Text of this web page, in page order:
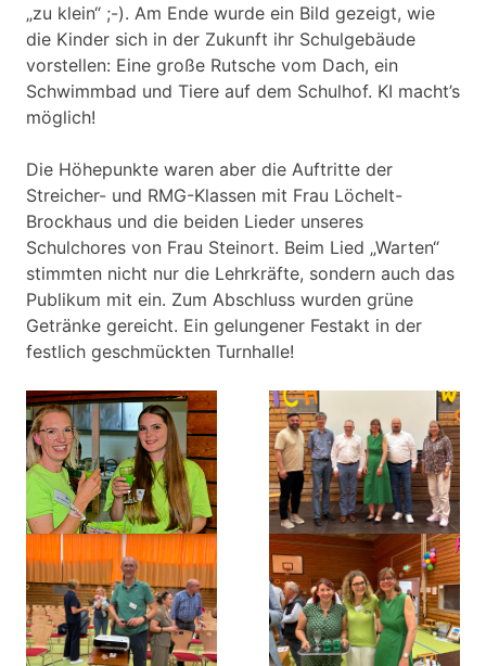
„zu klein“ ;-). Am Ende wurde ein Bild gezeigt, wie
die Kinder sich in der Zukunft ihr Schulgebäude
vorstellen: Eine große Rutsche vom Dach, ein
Schwimmbad und Tiere auf dem Schulhof. KI macht’s
möglich!
Die Höhepunkte waren aber die Auftritte der
Streicher- und RMG-Klassen mit Frau Löchelt-
Brockhaus und die beiden Lieder unseres
Schulchores von Frau Steinort. Beim Lied „Warten“
stimmten nicht nur die Lehrkräfte, sondern auch das
Publikum mit ein. Zum Abschluss wurden grüne
Getränke gereicht. Ein gelungener Festakt in der
festlich geschmückten Turnhalle!